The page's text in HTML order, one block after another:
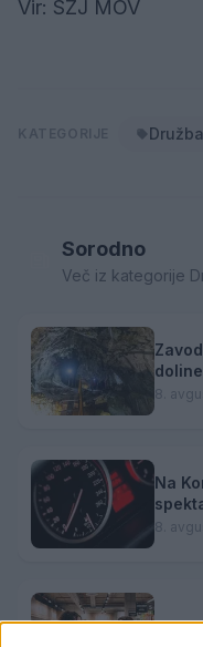
Vir: SZJ MOV
Družba
Sorodno
Več iz kategorije
zijalke
8.
Na
na
8.